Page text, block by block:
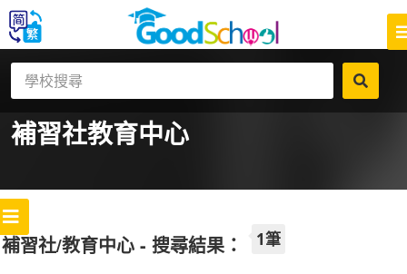
補習社教育中心
補習社/教育中心 - 搜尋結果： 1筆